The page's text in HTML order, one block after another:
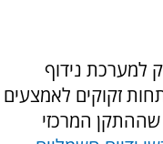
למערכת נידוף
זקוקים לאמצעים
שההתקן המרכזי